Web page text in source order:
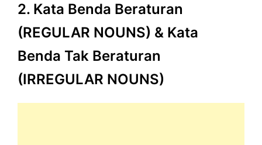
2. Kata Benda Beraturan
(REGULAR NOUNS) & Kata
Benda Tak Beraturan
(IRREGULAR NOUNS)